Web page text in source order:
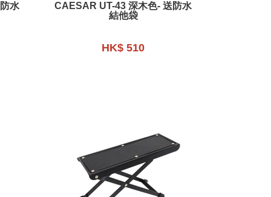
水
CAESAR UT-43 深木色- 送防水
結他袋
HK$ 510